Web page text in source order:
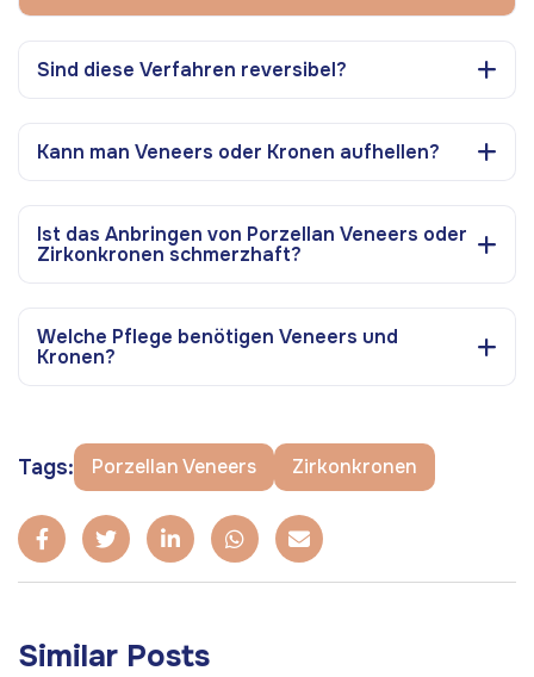
Sind diese Verfahren reversibel?
Kann man Veneers oder Kronen aufhellen?
Ist das Anbringen von Porzellan Veneers oder
Zirkonkronen schmerzhaft?
Welche Pflege benötigen Veneers und
Kronen?
Tags: Porzellan Veneers Zirkonkronen
Similar Posts